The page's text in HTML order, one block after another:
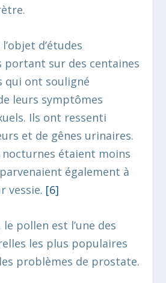
d’études
portant sur des centaines
qui ont souligné
leurs symptômes
Ils ont ressenti
et de gênes urinaires.
étaient moins
également à
vessie. [6]
pollen est l’une des
les plus populaires
problèmes de prostate.